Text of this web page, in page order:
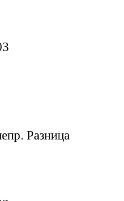
Разница